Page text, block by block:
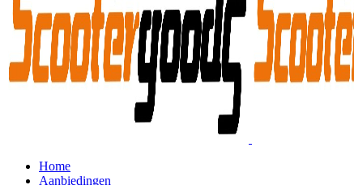
Home
Aanbiedingen